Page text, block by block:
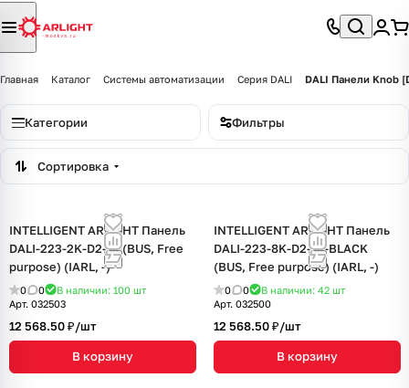
Главная Каталог Системы автоматизации Серия DALI DALI Панели Knob
Категории Фильтры
Сортировка
INTELLIGENT ARLIGHT Панель
DALI-223-2K-D2-IN (BUS, Free
purpose) (IARL, -)
0 0 В наличии: 100 шт
Арт. 032503
12 568.50 ₽/шт
В корзину
INTELLIGENT ARLIGHT Панель
DALI-223-8K-D2-IN-BLACK
(BUS, Free purpose) (IARL, -)
0 0 В наличии: 42 шт
Арт. 032500
12 568.50 ₽/шт
В корзину